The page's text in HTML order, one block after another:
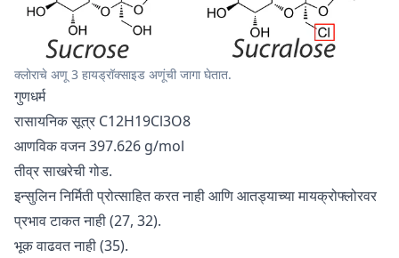
क्लोराचे अणू 3 हायड्रॉक्साइड अणूंची जागा घेतात.
गुणधर्म
रासायनिक सूत्र C12H19Cl3O8
आणविक वजन 397.626 g/mol
तीव्र साखरेची गोड.
इन्सुलिन निर्मिती प्रोत्साहित करत नाही आणि आतड्याच्या मायक्रोफ्लोरवर
प्रभाव टाकत नाही (27, 32).
भूक वाढवत नाही (35).